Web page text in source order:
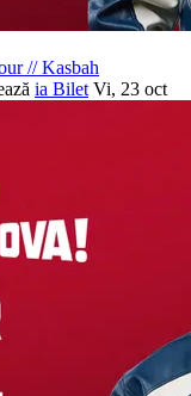
//Kasbah
ia Bilet Vi, 23 oct